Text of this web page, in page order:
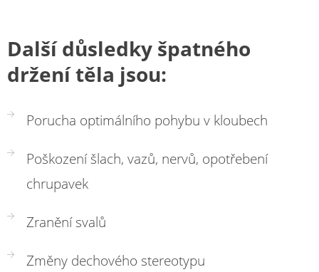
Další důsledky špatného
držení těla jsou:
Porucha optimálního pohybu v kloubech
Poškození šlach, vazů, nervů, opotřebení
chrupavek
Zranění svalů
Změny dechového stereotypu